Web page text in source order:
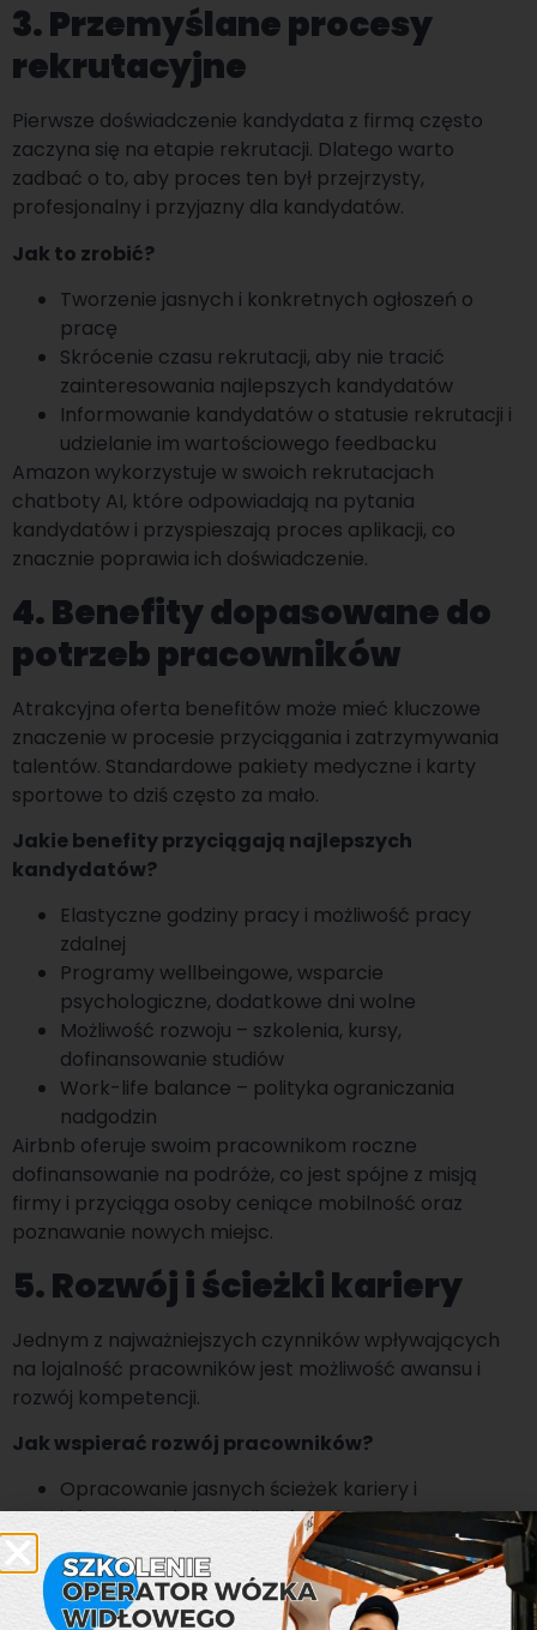
3. Przemyślane procesy
rekrutacyjne
Pierwsze doświadczenie kandydata z firmą często
zaczyna się na etapie rekrutacji. Dlatego warto
zadbać o to, aby proces ten był przejrzysty,
profesjonalny i przyjazny dla kandydatów.
Jak to zrobić?
Tworzenie jasnych i konkretnych ogłoszeń o
pracę
Skrócenie czasu rekrutacji, aby nie tracić
zainteresowania najlepszych kandydatów
Informowanie kandydatów o statusie rekrutacji i
udzielanie im wartościowego feedbacku
Amazon wykorzystuje w swoich rekrutacjach
chatboty AI, które odpowiadają na pytania
kandydatów i przyspieszają proces aplikacji, co
znacznie poprawia ich doświadczenie.
4. Benefity dopasowane do
potrzeb pracowników
Atrakcyjna oferta benefitów może mieć kluczowe
znaczenie w procesie przyciągania i zatrzymywania
talentów. Standardowe pakiety medyczne i karty
sportowe to dziś często za mało.
Jakie benefity przyciągają najlepszych
kandydatów?
Elastyczne godziny pracy i możliwość pracy
zdalnej
Programy wellbeingowe, wsparcie
psychologiczne, dodatkowe dni wolne
Możliwość rozwoju – szkolenia, kursy,
dofinansowanie studiów
Work-life balance – polityka ograniczania
nadgodzin
Airbnb oferuje swoim pracownikom roczne
dofinansowanie na podróże, co jest spójne z misją
firmy i przyciąga osoby ceniące mobilność oraz
poznawanie nowych miejsc.
5. Rozwój i ścieżki kariery
Jednym z najważniejszych czynników wpływających
na lojalność pracowników jest możliwość awansu i
rozwój kompetencji.
Jak wspierać rozwój pracowników?
Opracowanie jasnych ścieżek kariery i
informowanie o możliwościach awansu
Inwestowanie w szkolenia, mentoring i programy
stażowe
Umożliwianie pracownikom zdobywania nowych